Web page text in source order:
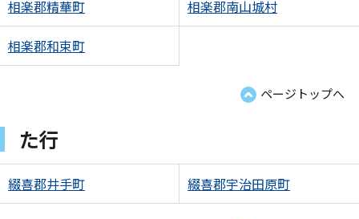
相楽郡精華町 相楽郡南山城村
相楽郡和束町
ページトップへ
た行
綴喜郡井手町 綴喜郡宇治田原町